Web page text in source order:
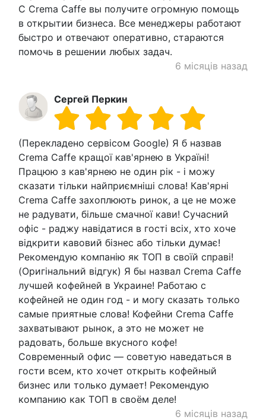
С Crema Caffe вы получите огромную помощь
в открытии бизнеса. Все менеджеры работают
быстро и отвечают оперативно, стараются
помочь в решении любых задач.
6 місяців назад
Сергей Перкин
(Перекладено сервісом Google) Я б назвав
Crema Caffe кращої кав'ярнею в Україні!
Працюю з кав'ярнею не один рік - і можу
сказати тільки найприємніші слова! Кав'ярні
Crema Caffe захоплюють ринок, а це не може
не радувати, більше смачної кави! Сучасний
офіс - раджу навідатися в гості всіх, хто хоче
відкрити кавовий бізнес або тільки думає!
Рекомендую компанію як ТОП в своїй справі!
(Оригінальний відгук) Я бы назвал Crema Caffe
лучшей кофейней в Украине! Работаю с
кофейней не один год - и могу сказать только
самые приятные слова! Кофейни Crema Caffe
захватывают рынок, а это не может не
радовать, больше вкусного кофе!
Современный офис — советую наведаться в
гости всем, кто хочет открыть кофейный
бизнес или только думает! Рекомендую
компанию как ТОП в своём деле!
6 місяців назад